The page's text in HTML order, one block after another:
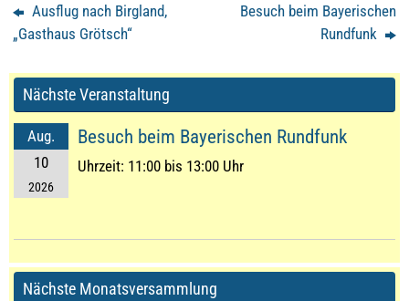
Ausflug nach Birgland,
„Gasthaus Grötsch“
Besuch beim Bayerischen
Rundfunk
Nächste Veranstaltung
Aug.
10
2026
Besuch beim Bayerischen Rundfunk
Uhrzeit: 11:00 bis 13:00 Uhr
Nächste Monatsversammlung